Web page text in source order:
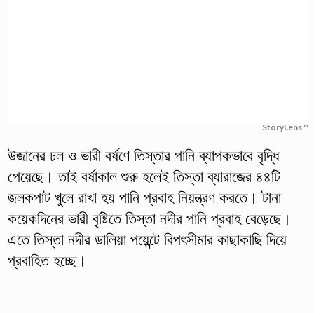
StoryLens™
উজানের ঢল ও ভারী বর্ষণে তিস্তার পানি ব্যাপকভাবে বৃদ্ধি
পেয়েছে। তাই বর্ষাকাল শুরু হলেই তিস্তা ব্যারাজের ৪৪টি
জলকপাট খুলে রাখা হয় পানি প্রবাহ নিয়ন্ত্রণ করতে। টানা
কয়েকদিনের ভারী বৃষ্টিতে তিস্তা নদীর পানি প্রবাহ বেড়েছে।
এতে তিস্তা নদীর ডালিয়া পয়েন্টে বিপৎসীমার কাছাকাছি দিয়ে
প্রবাহিত হচ্ছে।